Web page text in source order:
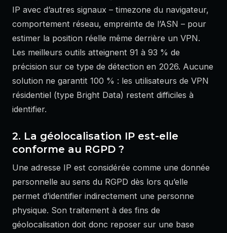
IP avec d’autres signaux – timezone du navigateur,
comportement réseau, empreinte de l’ASN – pour
estimer la position réelle même derrière un VPN.
Les meilleurs outils atteignent 91 à 93 % de
précision sur ce type de détection en 2026. Aucune
solution ne garantit 100 % : les utilisateurs de VPN
résidentiel (type Bright Data) restent difficiles à
identifier.
2. La géolocalisation IP est-elle
conforme au RGPD ?
Une adresse IP est considérée comme une donnée
personnelle au sens du RGPD dès lors qu’elle
permet d’identifier indirectement une personne
physique. Son traitement à des fins de
géolocalisation doit donc reposer sur une base